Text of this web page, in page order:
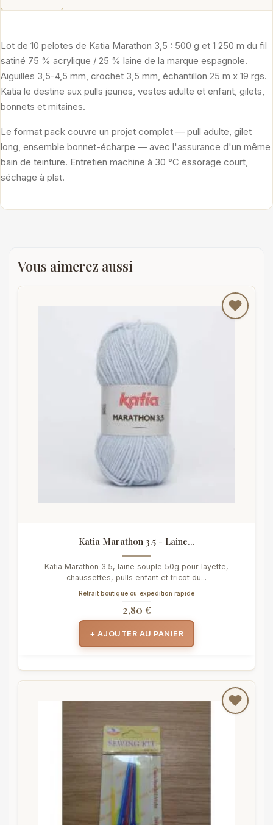
Lot de 10 pelotes de Katia Marathon 3,5 : 500 g et 1 250 m du fil
satiné 75 % acrylique / 25 % laine de la marque espagnole.
Aiguilles 3,5-4,5 mm, crochet 3,5 mm, échantillon 25 m x 19 rgs.
Katia le destine aux pulls jeunes, vestes adulte et enfant, gilets,
bonnets et mitaines.
Le format pack couvre un projet complet — pull adulte, gilet
long, ensemble bonnet-écharpe — avec l'assurance d'un même
bain de teinture. Entretien machine à 30 °C essorage court,
séchage à plat.
Vous aimerez aussi
Katia Marathon 3.5 - Laine...
Katia Marathon 3.5, laine souple 50g pour layette,
chaussettes, pulls enfant et tricot du...
Retrait boutique ou expédition rapide
2,80 €
+ AJOUTER AU PANIER